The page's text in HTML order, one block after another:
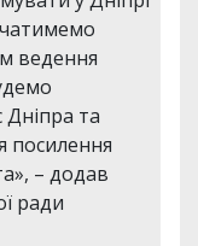
ведення
Дніпра та
посилення
– додав
ради